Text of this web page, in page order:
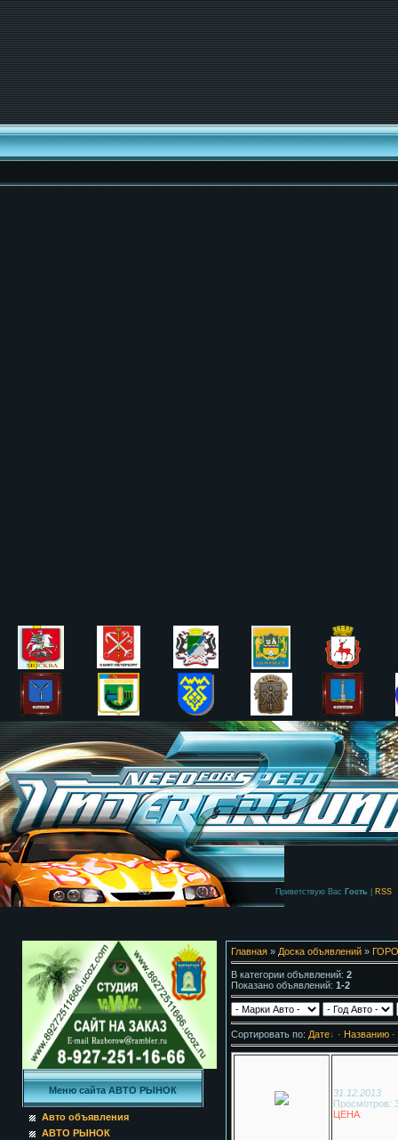
Приветствую Вас Гость RSS
Меню сайта АВТО РЫНОК
Авто объявления
АВТО РЫНОК
Главная» Доска объявлений»
В категории объявлений: 2
Показано объявлений: 1-2
Сортировать по: Дате · Названию·
31.12.2013
Просмотров:
ЦЕНА: